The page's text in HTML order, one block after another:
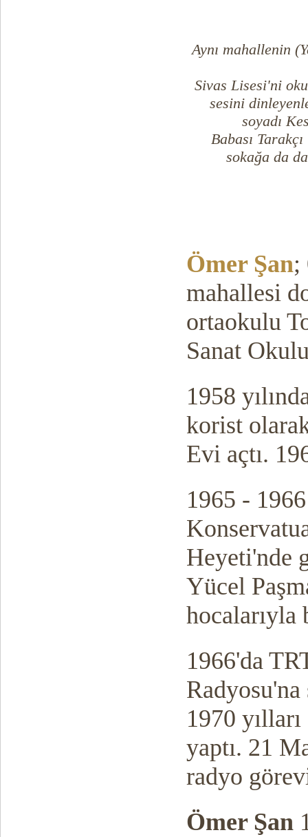
Aynı mahallenin
Sivas Lisesi'ni
sesini
soyadı
Babası
sokağa da
Ömer Şan;
mahallesi
ortaokulu
Sanat
1958
korist
Evi açtı.
1965 -
Heyeti'nde
Yücel
hocalarıyla
1966'da
1970
yaptı. 21
radyo
Ömer Şan